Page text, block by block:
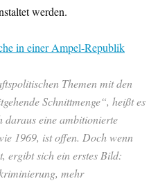
werden.
in einer Ampel-Republik
Themen mit den
Schnittmenge“, heißt es
eine ambitionierte
1969, ist offen. Doch wenn
ergibt sich ein erstes Bild:
mehr